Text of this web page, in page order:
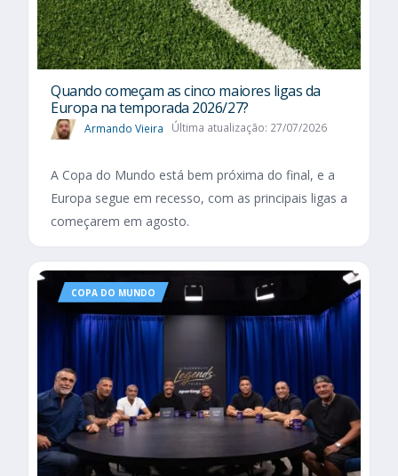
Quando começam as cinco maiores ligas da
Europa na temporada 2026/27?
Armando Vieira Última atualização: 27/07/2026
A Copa do Mundo está bem próxima do final, e a
Europa segue em recesso, com as principais ligas a
começarem em agosto.
COPA DO MUNDO